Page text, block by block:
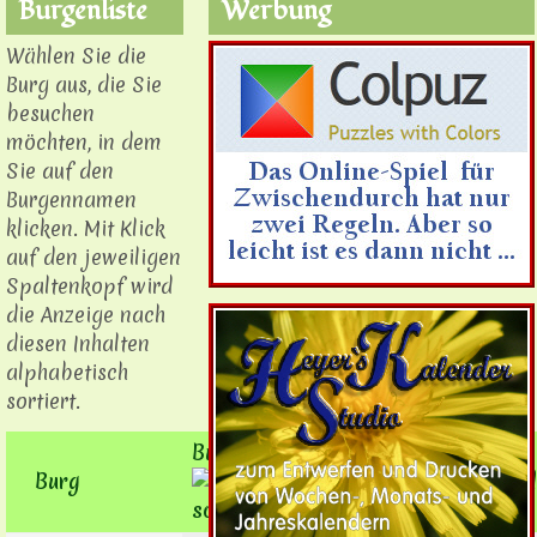
Burgenliste
Wählen Sie die
Burg aus, die Sie
besuchen
möchten, in dem
Sie auf den
Burgennamen
klicken. Mit Klick
auf den jeweiligen
Spaltenkopf wird
die Anzeige nach
diesen Inhalten
alphabetisch
sortiert.
Burg
Burgenort
Landkreis
Werbung